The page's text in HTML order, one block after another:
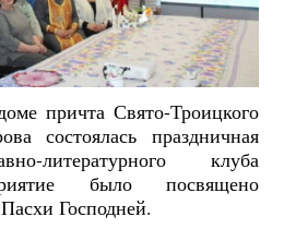
причта Свято-Троицкого
состоялась праздничная
литературного клуба
было посвящено
Господней.